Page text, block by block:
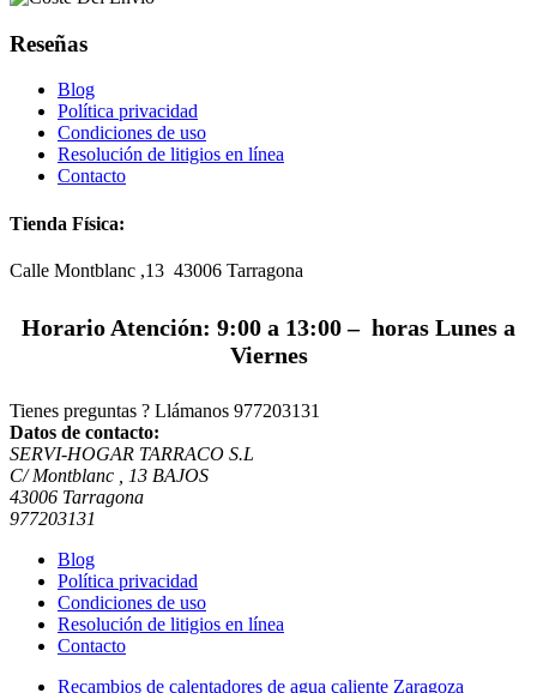
Reseñas
Blog
Política privacidad
Condiciones de uso
Resolución de litigios en línea
Contacto
Tienda Física:
Calle Montblanc ,13 43006 Tarragona
Horario Atención: 9:00 a 13:00 – horas Lunes a
Viernes
Tienes preguntas ? Llámanos 977203131
Datos de contacto:
SERVI-HOGAR TARRACO S.L
C/ Montblanc , 13 BAJOS
43006 Tarragona
977203131
Blog
Política privacidad
Condiciones de uso
Resolución de litigios en línea
Contacto
Recambios de calentadores de agua caliente Zaragoza